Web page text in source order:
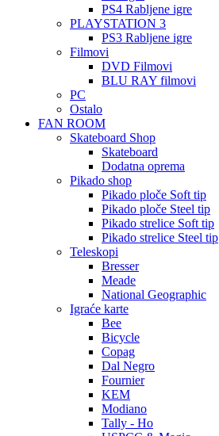
PS4 Rabljene igre
PLAYSTATION 3
PS3 Rabljene igre
Filmovi
DVD Filmovi
BLU RAY filmovi
PC
Ostalo
FAN ROOM
Skateboard Shop
Skateboard
Dodatna oprema
Pikado shop
Pikado ploče Soft tip
Pikado ploče Steel tip
Pikado strelice Soft tip
Pikado strelice Steel tip
Teleskopi
Bresser
Meade
National Geographic
Igraće karte
Bee
Bicycle
Copag
Dal Negro
Fournier
KEM
Modiano
Tally - Ho